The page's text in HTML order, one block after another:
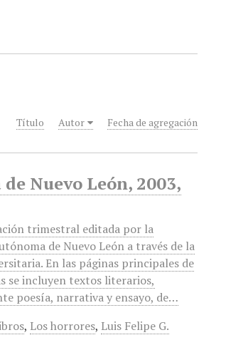
Título Autor Fecha de agregación
Nuevo León, 2003,
trimestral editada por la
de Nuevo León a través de la
En las páginas principales de
se incluyen textos literarios,
poesía, narrativa y ensayo, de…
, Los horrores, Luis Felipe G.